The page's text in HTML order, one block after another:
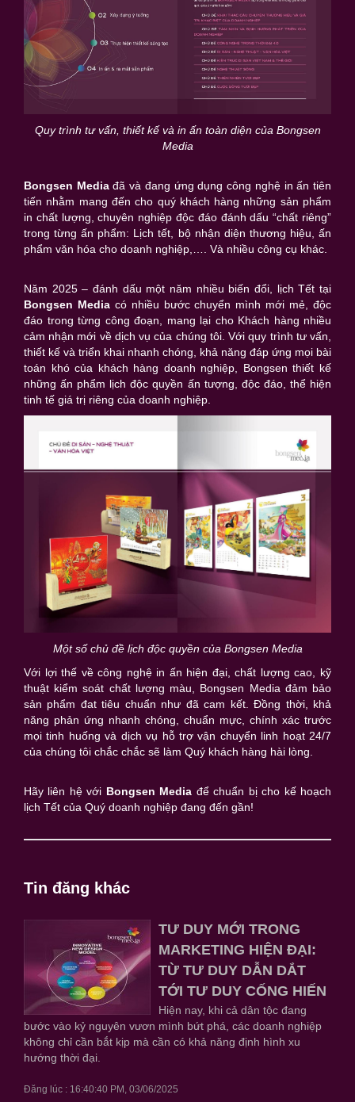
Quy trình tư vấn, thiết kế và in ấn toàn diện của Bongsen
Media
Bongsen Mediađã và đang ứng dụng công nghệ in ấn tiên
tiến nhằm mang đến cho quý khách hàng những sản phẩm
in chất lượng, chuyên nghiệp độc đáo đánh dấu “chất riêng”
trong từng ấn phẩm: Lịch tết, bộ nhận diện thương hiệu, ấn
phẩm văn hóa cho doanh nghiệp,…. Và nhiều công cụ khác.
Năm 2025 – đánh dấu một năm nhiều biến đổi, lịch Tết tại
Bongsen Mediacó nhiều bước chuyển mình mới mẻ, độc
đáo trong từng công đoạn, mang lại cho Khách hàng nhiều
cảm nhận mới về dịch vụ của chúng tôi. Với quy trình tư vấn,
thiết kế và triển khai nhanh chóng, khả năng đáp ứng mọi bài
toán khó của khách hàng doanh nghiệp, Bongsen thiết kế
những ấn phẩm lịch độc quyền ấn tượng, độc đáo, thể hiện
tinh tế giá trị riêng của doanh nghiệp.
Một số chủ đề lịch độc quyền của Bongsen Media
Với lợi thế về công nghệ in ấn hiện đại, chất lượng cao, kỹ
thuật kiểm soát chất lượng màu, Bongsen Media đảm bảo
sản phẩm đat tiêu chuẩn như đã cam kết. Đồng thời, khả
năng phản ứng nhanh chóng, chuẩn mực, chính xác trước
mọi tinh huống và dịch vụ hỗ trợ vận chuyển linh hoạt 24/7
của chúng tôi chắc chắc sẽ làm Quý khách hàng hài lòng.
Hãy liên hệ với Bongsen Media để chuẩn bị cho kế hoạch
lịch Tết của Quý doanh nghiệp đang đến gần!
Tin đăng khác
TƯ DUY MỚI TRONG
MARKETING HIỆN ĐẠI:
TỪ TƯ DUY DẪN DẮT
TỚI TƯ DUY CỐNG HIẾN
Hiện nay, khi cả dân tộc đang
bước vào kỷ nguyên vươn mình bứt phá, các doanh nghiệp
không chỉ cần bắt kịp mà cần có khả năng định hình xu
hướng thời đại.
Đăng lúc : 16:40:40 PM, 03/06/2025